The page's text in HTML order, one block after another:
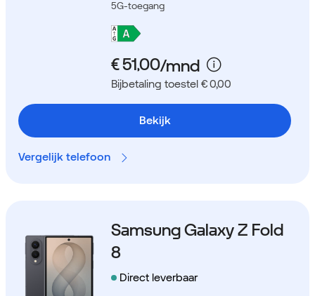
5G-toegang
Bijbetaling toestel € 0,00
Bekijk
Vergelijk telefoon
Samsung Galaxy Z Fold
8
Direct leverbaar